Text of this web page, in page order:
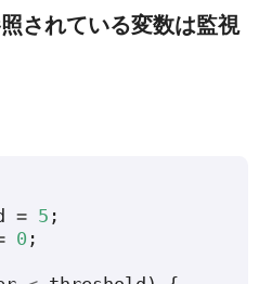
されている変数は監視
= 5 ;
0 ;